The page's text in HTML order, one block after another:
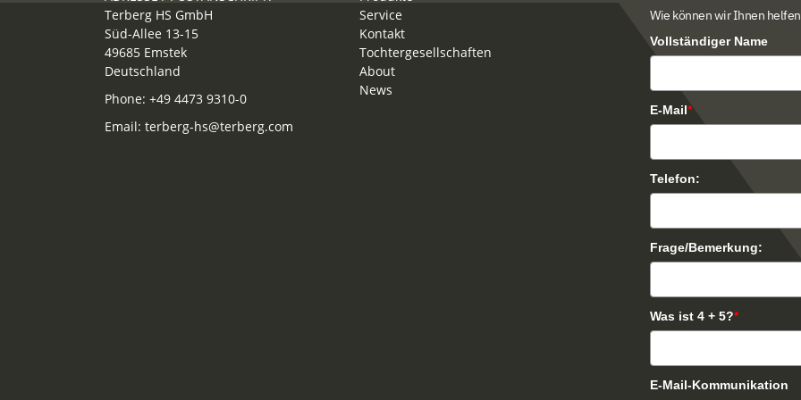
Terberg HS GmbH
Süd-Allee 13-15
49685 Emstek
Deutschland
Phone: +49 4473 9310-0
Email: terberg-hs@terberg.com
Service
Kontakt
Tochtergesellschaften
About
News
Wie können wir Ihnen
Vollständiger Name
E-Mail*
Telefon:
Frage/Bemerkung:
Was ist 4 + 5?*
E-Mail-Kommunikation